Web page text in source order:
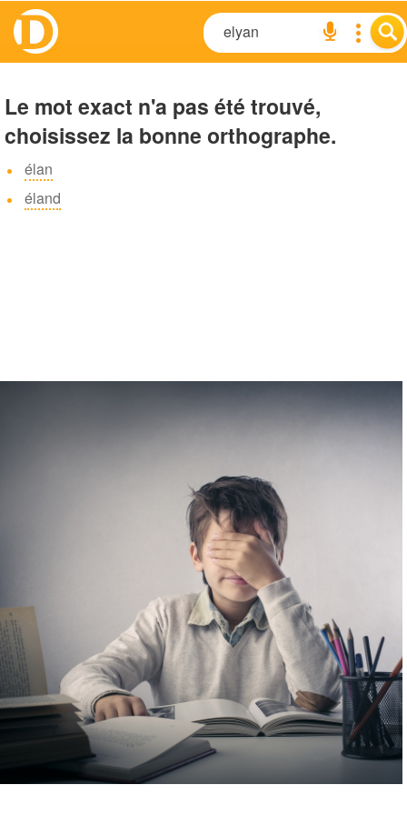
Le mot exact n'a pas été trouvé,
choisissez la bonne orthographe.
élan
éland